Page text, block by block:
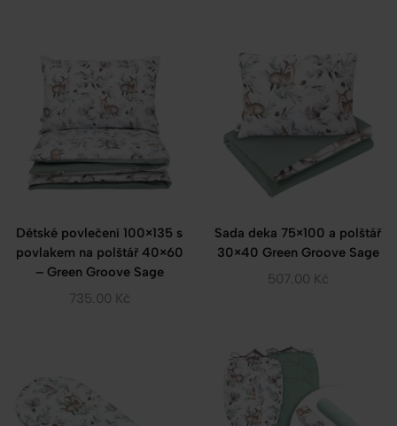
Dětské povlečení 100×135 s
povlakem na polštář 40×60
– Green Groove Sage
735.00 Kč
Sada deka 75×100 a polštář
30×40 Green Groove Sage
507.00 Kč